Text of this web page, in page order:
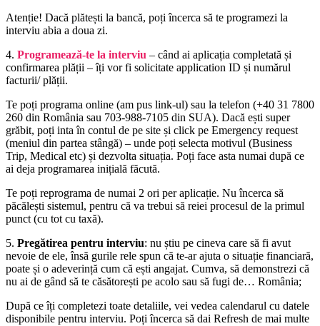
Atenție! Dacă plătești la bancă, poți încerca să te programezi la
interviu abia a doua zi.
4. Programează-te la interviu – când ai aplicația completată și
confirmarea plății – îți vor fi solicitate application ID și numărul
facturii/ plății.
Te poți programa online (am pus link-ul) sau la telefon (+40 31 7800
260 din România sau 703-988-7105 din SUA). Dacă ești super
grăbit, poți inta în contul de pe site și click pe Emergency request
(meniul din partea stângă) – unde poți selecta motivul (Business
Trip, Medical etc) și dezvolta situația. Poți face asta numai după ce
ai deja programarea inițială făcută.
Te poți reprograma de numai 2 ori per aplicație. Nu încerca să
păcălești sistemul, pentru că va trebui să reiei procesul de la primul
punct (cu tot cu taxă).
5. Pregătirea pentru interviu: nu știu pe cineva care să fi avut
nevoie de ele, însă gurile rele spun că te-ar ajuta o situație financiară,
poate și o adeverință cum că ești angajat. Cumva, să demonstrezi că
nu ai de gând să te căsătorești pe acolo sau să fugi de… România;
După ce îți completezi toate detaliile, vei vedea calendarul cu datele
disponibile pentru interviu. Poți încerca să dai Refresh de mai multe